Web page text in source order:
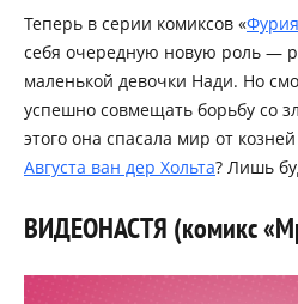
Теперь в серии комиксов «Фурия
себя очередную новую роль —
маленькой девочки Нади. Но
успешно совмещать борьбу со
этого она спасала мир от
Августа ван дер Хольта? Лишь
ВИДЕОНАСТЯ (комикс